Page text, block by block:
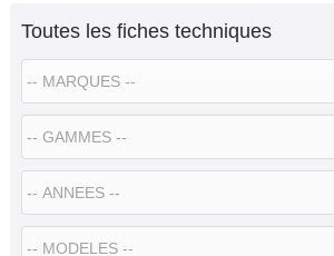
Toutes les fiches techniques